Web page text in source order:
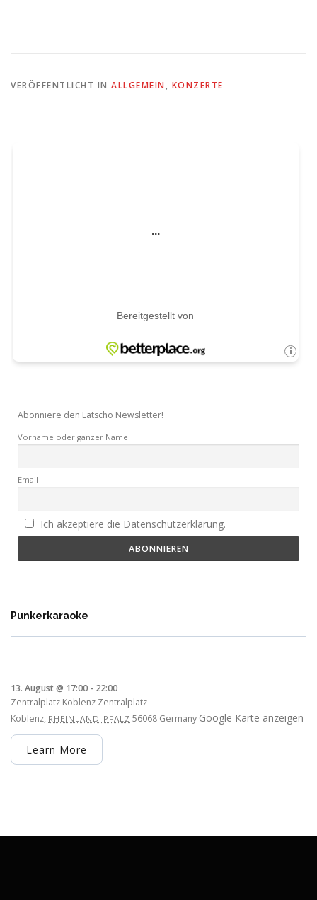
VERÖFFENTLICHT IN ALLGEMEIN , KONZERTE
Abonniere den Latscho Newsletter!
Vorname oder ganzer Name
Email
Ich akzeptiere die Datenschutzerklärung.
Punkerkaraoke
13. August @ 17:00 - 22:00
Zentralplatz Koblenz Zentralplatz
Koblenz, RHEINLAND-PFALZ 56068 Germany Google Karte anzeigen
Learn More